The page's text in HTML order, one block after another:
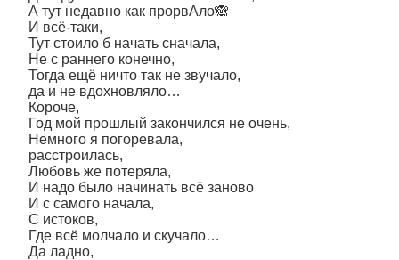
А тут недавно как прорвАло🙈
И всё-таки,
Тут стоило б начать сначала,
Не с раннего конечно,
Тогда ещё ничто так не звучало,
да и не вдохновляло…
Короче,
Год мой прошлый закончился не очень,
Немного я погоревала,
расстроилась,
Любовь же потеряла,
И надо было начинать всё заново
И с самого начала,
С истоков,
Где всё молчало и скучало…
Да ладно,